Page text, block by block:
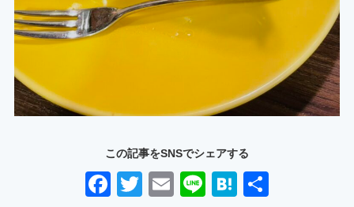
この記事をSNSでシェアする
Facebook
TwitterEmailLineHatena